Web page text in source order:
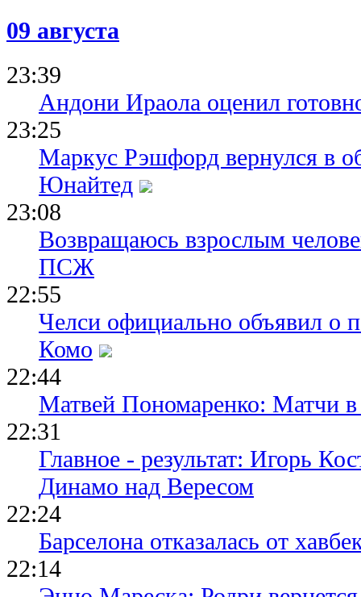
09 августа
23:39
Андони Ираола оценил
23:25
Маркус Рэшфорд вернулся в
Юнайтед
23:08
Возвращаюсь взрослым
ПСЖ
22:55
Челси официально объявил о
Комо
22:44
Матвей Пономаренко: Матчи в
22:31
Главное - результат: Игорь
Динамо над Вересом
22:24
Барселона отказалась от
22:14